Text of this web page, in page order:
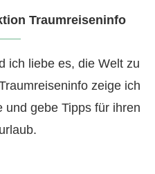
Traumreiseninfo
ich liebe es, die Welt zu
zeige ich
und gebe Tipps für ihren